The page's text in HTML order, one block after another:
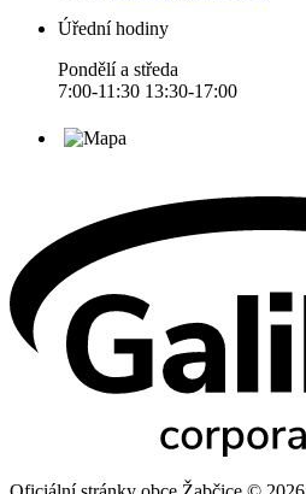
Úřední hodiny
Pondělí a středa
7:00-11:30 13:30-17:00